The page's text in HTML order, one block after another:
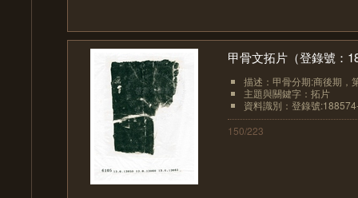
甲骨文拓片（登錄號：
描述：甲骨分期:商後期，
主題與關鍵字：拓片
資料識別：登錄號
150/223